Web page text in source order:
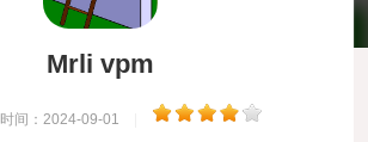
Mrli vpm
时间：2024-09-01